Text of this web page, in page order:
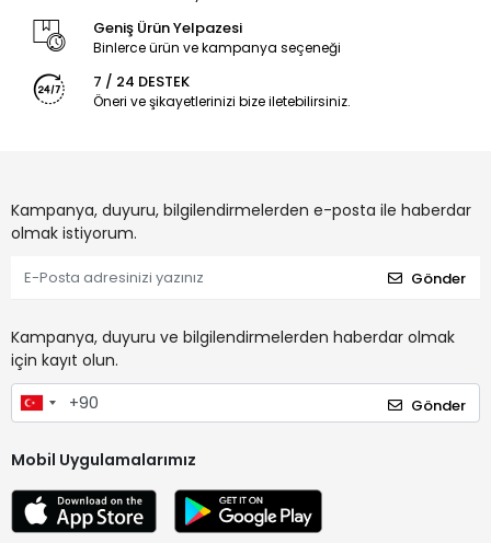
Geniş Ürün Yelpazesi
Binlerce ürün ve kampanya seçeneği
7 / 24 DESTEK
Öneri ve şikayetlerinizi bize iletebilirsiniz.
Kampanya, duyuru, bilgilendirmelerden e-posta ile haberdar
olmak istiyorum.
Gönder
Kampanya, duyuru ve bilgilendirmelerden haberdar olmak
için kayıt olun.
Gönder
Mobil Uygulamalarımız